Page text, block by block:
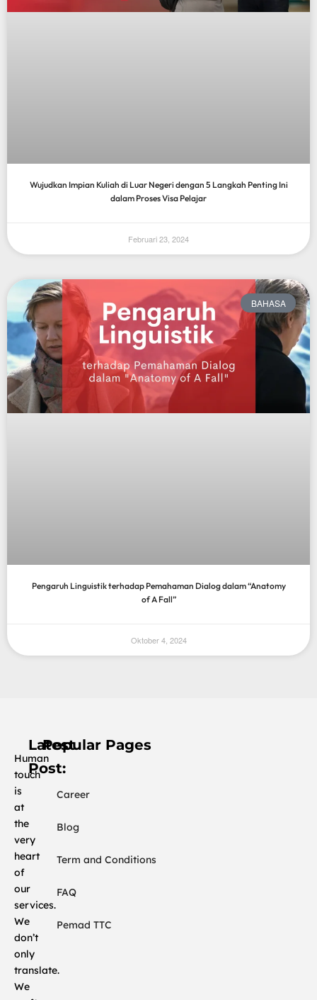
Wujudkan Impian Kuliah di Luar Negeri dengan 5 Langkah Penting Ini
dalam Proses Visa Pelajar
Februari 23, 2024
BAHASA
Pengaruh Linguistik terhadap Pemahaman Dialog dalam “Anatomy
of A Fall”
Oktober 4, 2024
Human
touch
is
at
the
very
heart
of
our
services.
We
don’t
only
translate.
We
Latest
Post:
atau
Ramadhan?
Mengapa
Fonologi
Standar
Profesional
Peran
Penerjemahan
Bahasa
dalam
Pelestarian
Popular Pages
Career
Blog
Term and Conditions
FAQ
Pemad TTC